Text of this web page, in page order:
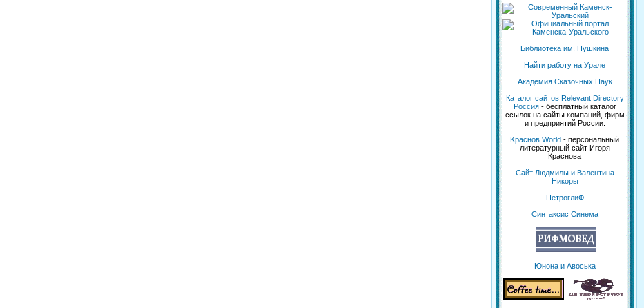
Библиотека им. Пушкина
Найти работу на Урале
Академия Сказочных Наук
Каталог сайтов Relevant Directory
Россия- бесплатный каталог
ссылок на сайты компаний, фирм
и предприятий России.
Kраснов World - персональный
литературный сайт Игоря
Краснова
Сайт Людмилы и Валентина
Никоры
ПетроглиФ
Синтаксис Синема
Юнона и Авоська